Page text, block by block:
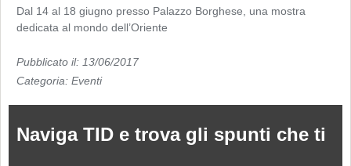
Dal 14 al 18 giugno presso Palazzo Borghese, una mostra
dedicata al mondo dell’Oriente
Pubblicato il: 13/06/2017
Categoria: Eventi
Naviga TID e trova gli spunti che ti